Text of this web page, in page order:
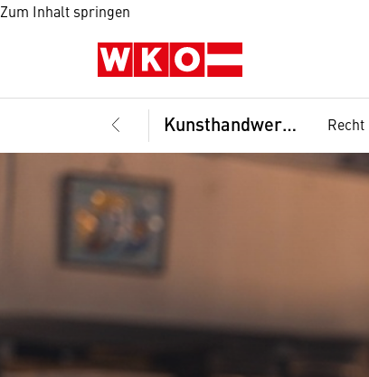
Zum Inhalt springen
Kunsthandwerke, Fachvertretung Recht